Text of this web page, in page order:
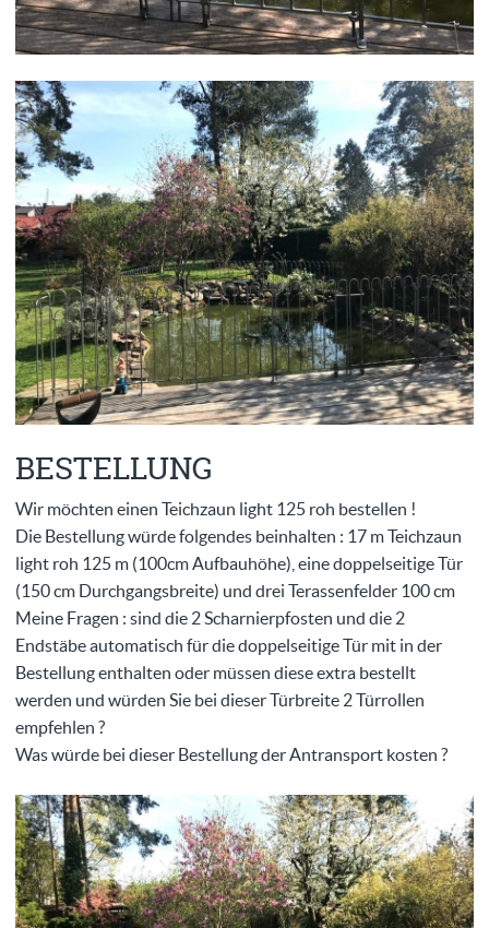
BESTELLUNG
Wir möchten einen Teichzaun light 125 roh bestellen !
Die Bestellung würde folgendes beinhalten : 17 m Teichzaun
light roh 125 m (100cm Aufbauhöhe), eine doppelseitige Tür
(150 cm Durchgangsbreite) und drei Terassenfelder 100 cm
Meine Fragen : sind die 2 Scharnierpfosten und die 2
Endstäbe automatisch für die doppelseitige Tür mit in der
Bestellung enthalten oder müssen diese extra bestellt
werden und würden Sie bei dieser Türbreite 2 Türrollen
empfehlen ?
Was würde bei dieser Bestellung der Antransport kosten ?